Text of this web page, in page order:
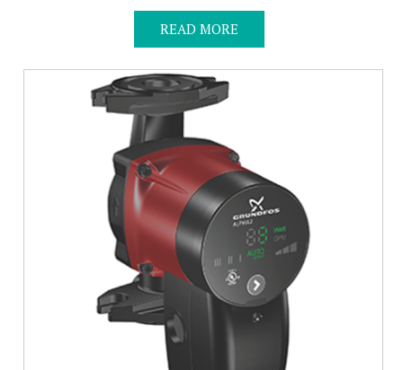
READ MORE